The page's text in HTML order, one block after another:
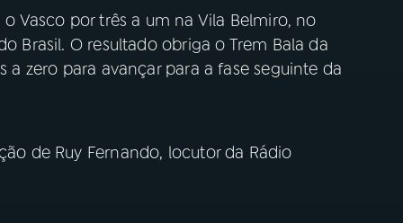
Vasco por três a um na Vila Belmiro, no
Brasil. O resultado obriga o Trem Bala da
zero para avançar para a fase seguinte da
de Ruy Fernando, locutor da Rádio